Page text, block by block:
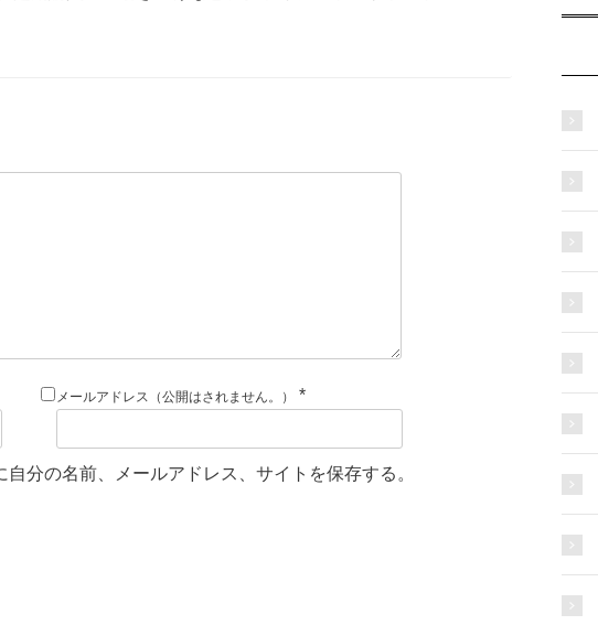
メールアドレス（公開はされません。） *
分の名前、メールアドレス、サイトを保存する。